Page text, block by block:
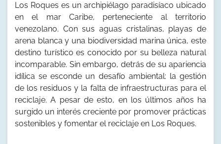
Los Roques es un archipiélago paradisíaco ubicado
en el mar Caribe, perteneciente al territorio
venezolano. Con sus aguas cristalinas, playas de
arena blanca y una biodiversidad marina única, este
destino turístico es conocido por su belleza natural
incomparable. Sin embargo, detrás de su apariencia
idílica se esconde un desafío ambiental: la gestión
de los residuos y la falta de infraestructuras para el
reciclaje. A pesar de esto, en los últimos años ha
surgido un interés creciente por promover prácticas
sostenibles y fomentar el reciclaje en Los Roques.